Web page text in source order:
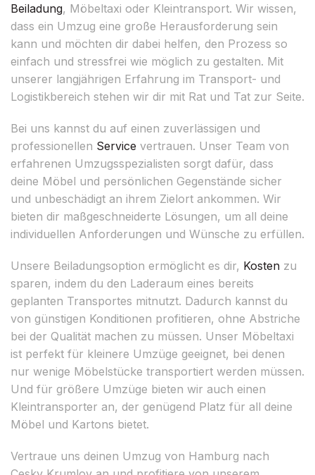
Beiladung, Möbeltaxi oder Kleintransport. Wir wissen,
dass ein Umzug eine große Herausforderung sein
kann und möchten dir dabei helfen, den Prozess so
einfach und stressfrei wie möglich zu gestalten. Mit
unserer langjährigen Erfahrung im Transport- und
Logistikbereich stehen wir dir mit Rat und Tat zur Seite.
Bei uns kannst du auf einen zuverlässigen und
professionellen Service vertrauen. Unser Team von
erfahrenen Umzugsspezialisten sorgt dafür, dass
deine Möbel und persönlichen Gegenstände sicher
und unbeschädigt an ihrem Zielort ankommen. Wir
bieten dir maßgeschneiderte Lösungen, um all deine
individuellen Anforderungen und Wünsche zu erfüllen.
Unsere Beiladungsoption ermöglicht es dir, Kosten zu
sparen, indem du den Laderaum eines bereits
geplanten Transportes mitnutzt. Dadurch kannst du
von günstigen Konditionen profitieren, ohne Abstriche
bei der Qualität machen zu müssen. Unser Möbeltaxi
ist perfekt für kleinere Umzüge geeignet, bei denen
nur wenige Möbelstücke transportiert werden müssen.
Und für größere Umzüge bieten wir auch einen
Kleintransporter an, der genügend Platz für all deine
Möbel und Kartons bietet.
Vertraue uns deinen Umzug von Hamburg nach